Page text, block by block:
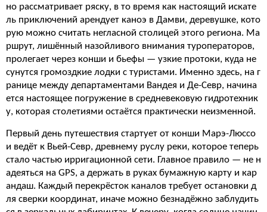
но рассматривает ряску, в то время как настоящий искате
ль приключений арендует каноэ в Дамви, деревушке, кото
рую можно считать негласной столицей этого региона. Ма
ршрут, лишённый назойливого внимания туроператоров,
пролегает через конши и бьефы — узкие протоки, куда не
сунутся громоздкие лодки с туристами. Именно здесь, на г
ранице между департаментами Вандея и Де-Севр, начина
ется настоящее погружение в средневековую гидротехник
у, которая столетиями остаётся практически неизменной.
Первый день путешествия стартует от конши Марэ-Люссо
и ведёт к Вьей-Севр, древнему руслу реки, которое теперь
стало частью ирригационной сети. Главное правило — не н
адеяться на GPS, а держать в руках бумажную карту и кар
андаш. Каждый перекрёсток каналов требует остановки д
ля сверки координат, иначе можно безнадёжно заблудить